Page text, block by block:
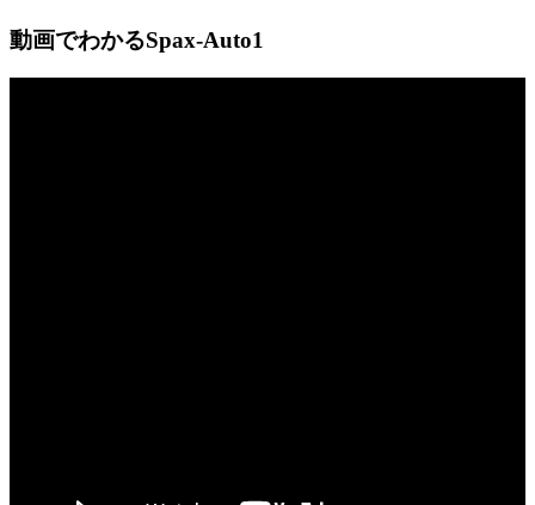
動画でわかるSpax-Auto1